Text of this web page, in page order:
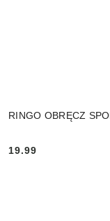
RINGO OBRĘCZ
Cena:
19.99